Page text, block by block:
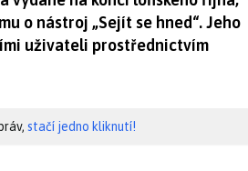
o nástroj „Sejít se hned“. Jeho
uživateli prostřednictvím
stačí jedno kliknutí!